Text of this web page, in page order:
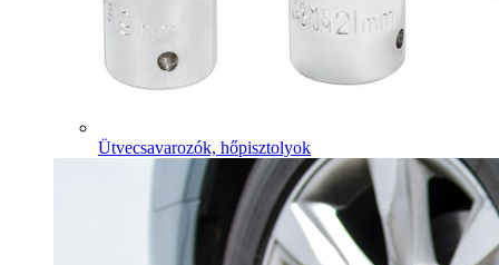
Ütvecsavarozók, hőpisztolyok